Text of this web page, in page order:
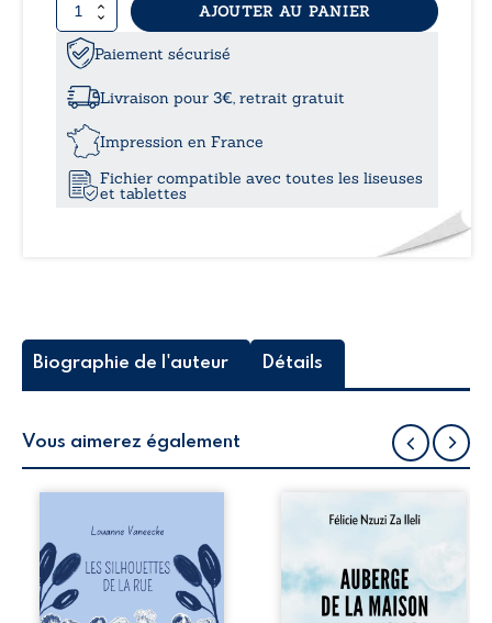
quantité
de
Mots
pour
maux
AJOUTER AU PANIER
Paiement sécurisé
Livraison pour 3€, retrait gratuit
Impression en France
Fichier compatible avec toutes les liseuses
et tablettes
Biographie de l'auteur Détails
Vous aimerez également
la rue donne la
parole à six
personnages
ordinaires,
traversés par des
Auberge de la
récit-témoignage
consacré au
parcours